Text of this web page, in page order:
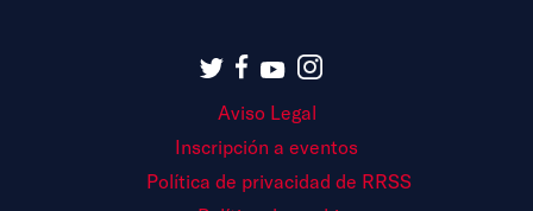
Aviso Legal
Inscripción a eventos
Política de privacidad de RRSS